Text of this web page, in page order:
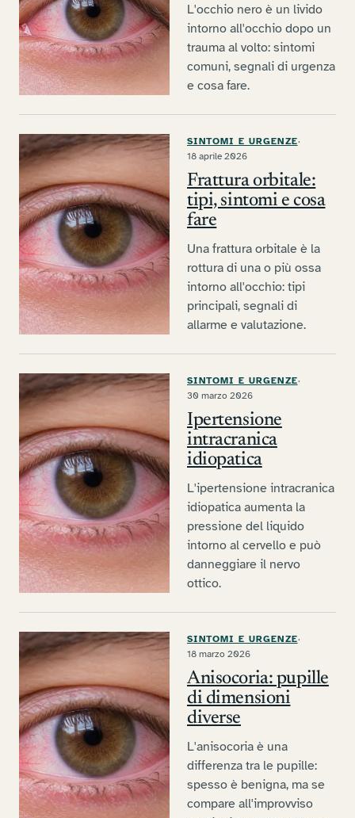
L'occhio nero è un livido
intorno all'occhio dopo un
trauma al volto: sintomi
comuni, segnali di urgenza
e cosa fare.
SINTOMI E URGENZE·
18 aprile 2026
Frattura orbitale:
tipi, sintomi e cosa
fare
Una frattura orbitale è la
rottura di una o più ossa
intorno all'occhio: tipi
principali, segnali di
allarme e valutazione.
SINTOMI E URGENZE·
30 marzo 2026
Ipertensione
intracranica
idiopatica
L'ipertensione intracranica
idiopatica aumenta la
pressione del liquido
intorno al cervello e può
danneggiare il nervo
ottico.
SINTOMI E URGENZE·
18 marzo 2026
Anisocoria: pupille
di dimensioni
diverse
L'anisocoria è una
differenza tra le pupille:
spesso è benigna, ma se
compare all'improvviso